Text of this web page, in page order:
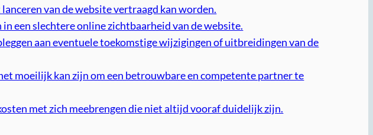
van de website vertraagd kan worden.
een slechtere online zichtbaarheid van de website.
aan eventuele toekomstige wijzigingen of uitbreidingen van de
moeilijk kan zijn om een betrouwbare en competente partner te
met zich meebrengen die niet altijd vooraf duidelijk zijn.